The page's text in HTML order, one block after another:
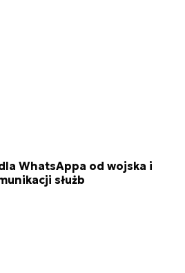
WhatsAppa od wojska i
służb